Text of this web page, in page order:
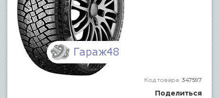
Код товара: 347597
Поделиться